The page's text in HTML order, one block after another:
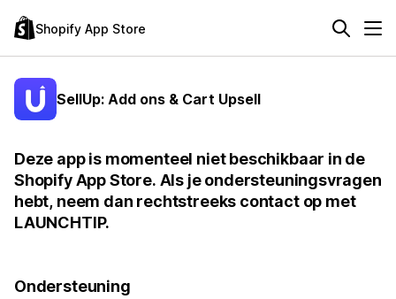
Shopify App Store
SellUp: Add ons & Cart Upsell
Deze app is momenteel niet beschikbaar in de
Shopify App Store. Als je ondersteuningsvragen
hebt, neem dan rechtstreeks contact op met
LAUNCHTIP.
Ondersteuning